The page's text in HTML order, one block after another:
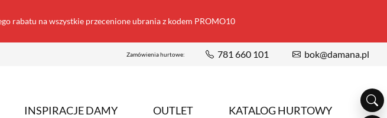
rabatu na wszystkie przecenione ubrania z kodem PROMO10
Zamówienia hurtowe: 781 660 101 bok@damana.pl
INSPIRACJE DAMY OUTLET
KATALOG HURTOWY